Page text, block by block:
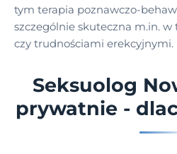
tym terapia poznawczo-
szczególnie skuteczna m.in.
czy trudnościami erekcyjnymi.
Seksuolog
prywatnie -